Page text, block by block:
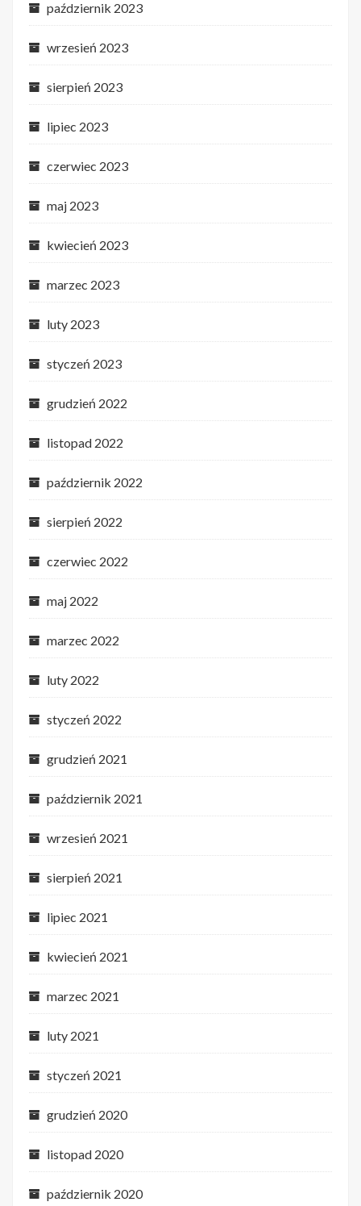
październik 2023
wrzesień 2023
sierpień 2023
lipiec 2023
czerwiec 2023
maj 2023
kwiecień 2023
marzec 2023
luty 2023
styczeń 2023
grudzień 2022
listopad 2022
październik 2022
sierpień 2022
czerwiec 2022
maj 2022
marzec 2022
luty 2022
styczeń 2022
grudzień 2021
październik 2021
wrzesień 2021
sierpień 2021
lipiec 2021
kwiecień 2021
marzec 2021
luty 2021
styczeń 2021
grudzień 2020
listopad 2020
październik 2020